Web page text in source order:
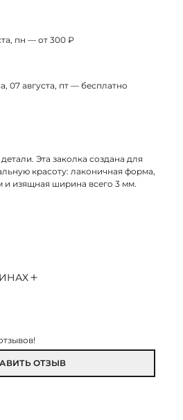
пн — от 300 ₽
07 августа, пт — бесплатно
Эта заколка создана для
красоту: лаконичная форма,
и изящная ширина всего 3 мм.
ОТЗЫВ